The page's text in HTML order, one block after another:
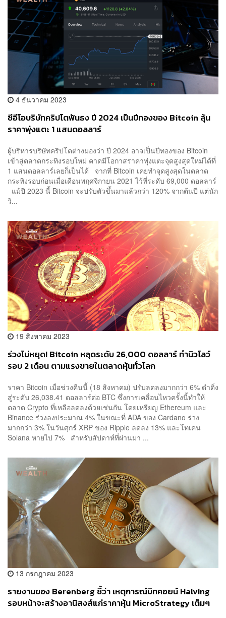
4 ธันวาคม 2023
ซีอีโอบริษัทคริปโตฟันธง ปี 2024 เป็นปีทองของ Bitcoin ลุ้น
ราคาพุ่งแตะ 1 แสนดอลลาร์
ผู้บริหารบริษัทคริปโตต่างมองว่า ปี 2024 อาจเป็นปีทองของ Bitcoin
เข้าสู่ตลาดกระทิงรอบใหม่ คาดมีโอกาสราคาพุ่งแตะจุดสูงสุดใหม่ได้ที่
1 แสนดอลลาร์เลยก็เป็นได้ จากที่ Bitcoin เคยทำจุดสูงสุดในตลาด
กระทิงรอบก่อนเมื่อเดือนพฤศจิกายน 2021 ไว้ที่ระดับ 69,000 ดอลลาร์
แม้ปี 2023 นี้ Bitcoin จะปรับตัวขึ้นมาแล้วกว่า 120% จากต้นปี แต่นัก
วิ...
19 สิงหาคม 2023
ร่วงไม่หยุด! Bitcoin หลุดระดับ 26,000 ดอลลาร์ ทำนิวโลว์
รอบ 2 เดือน ตามแรงขายในตลาดหุ้นทั่วโลก
ราคา Bitcoin เมื่อช่วงคืนนี้ (18 สิงหาคม) ปรับลดลงมากกว่า 6% ดำดิ่ง
สู่ระดับ 26,038.41 ดอลลาร์ต่อ BTC ซึ่งการเคลื่อนไหวครั้งนี้ทำให้
ตลาด Crypto ที่เหลือลดลงด้วยเช่นกัน โดยเหรียญ Ethereum และ
Binance ร่วงลงประมาณ 4% ในขณะที่ ADA ของ Cardano ร่วง
มากกว่า 3% ในวันศุกร์ XRP ของ Ripple ลดลง 13% และโทเคน
Solana หายไป 7% สำหรับสัปดาห์ที่ผ่านมา ...
13 กรกฎาคม 2023
รายงานของ Berenberg ชี้ว่า เหตุการณ์บิทคอยน์ Halving
รอบหน้าจะสร้างอานิสงส์แก่ราคาหุ้น MicroStrategy เต็มๆ